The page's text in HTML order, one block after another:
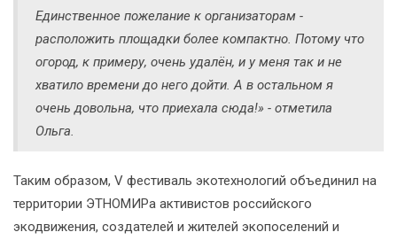
Единственное пожелание к организаторам -
расположить площадки более компактно. Потому что
огород, к примеру, очень удалён, и у меня так и не
хватило времени до него дойти. А в остальном я
очень довольна, что приехала сюда!» - отметила
Ольга.
Таким образом, V фестиваль экотехнологий объединил на
территории ЭТНОМИРа активистов российского
экодвижения, создателей и жителей экопоселений и